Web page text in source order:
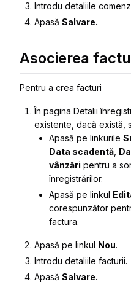
Introdu detaliile
Apasă Salvare.
Asocierea
Pentru a crea facturi
În pagina Detalii
existente, dacă există,
Apasă pe linkurile
Data scadentă
vânzări pentru a
înregistrărilor.
Apasă pe linkul
corespunzător
factura.
Apasă pe linkul Nou.
Introdu detaliile facturii.
Apasă Salvare.